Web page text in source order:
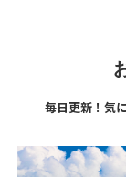
毎日更新！気